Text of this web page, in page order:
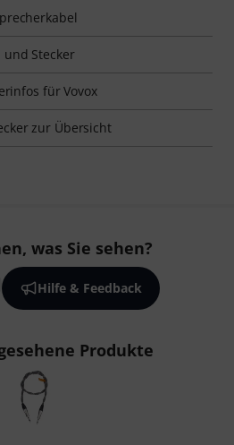
und Stecker
für Vovox
zur Übersicht
was Sie sehen?
Hilfe & Feedback
Produkte